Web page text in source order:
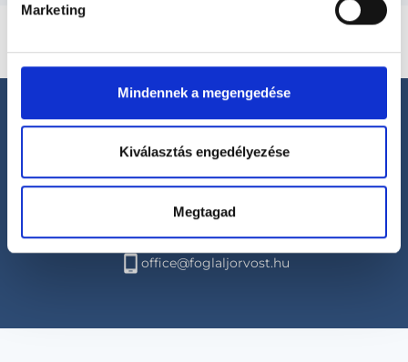
Marketing
Mindennek a megengedése
Kiválasztás engedélyezése
Megtagad
Segíthetünk?
+36 1 700-1398
(H-P: 8:00-20:00)
office@foglaljorvost.hu